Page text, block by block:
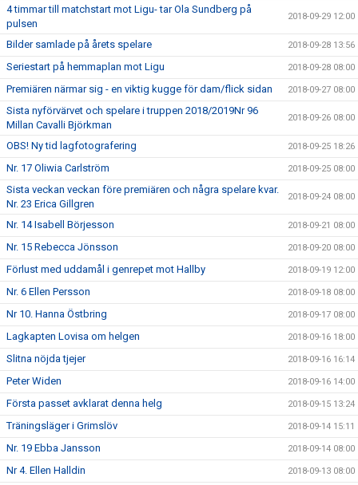
4 timmar till matchstart mot Ligu- tar Ola Sundberg på
pulsen
2018-09-29 12:00
Bilder samlade på årets spelare 2018-09-28 13:56
Seriestart på hemmaplan mot Ligu 2018-09-28 08:00
Premiären närmar sig - en viktig kugge för dam/flick sidan 2018-09-27 08:00
Sista nyförvärvet och spelare i truppen 2018/2019Nr 96
Millan Cavalli Björkman
2018-09-26 08:00
OBS! Ny tid lagfotografering 2018-09-25 18:26
Nr. 17 Oliwia Carlström 2018-09-25 08:00
Sista veckan veckan före premiären och några spelare kvar.
Nr. 23 Erica Gillgren
2018-09-24 08:00
Nr. 14 Isabell Börjesson 2018-09-21 08:00
Nr. 15 Rebecca Jönsson 2018-09-20 08:00
Förlust med uddamål i genrepet mot Hallby 2018-09-19 12:00
Nr. 6 Ellen Persson 2018-09-18 08:00
Nr 10. Hanna Östbring 2018-09-17 08:00
Lagkapten Lovisa om helgen 2018-09-16 18:00
Slitna nöjda tjejer 2018-09-16 16:14
Peter Widen 2018-09-16 14:00
Första passet avklarat denna helg 2018-09-15 13:24
Träningsläger i Grimslöv 2018-09-14 15:11
Nr. 19 Ebba Jansson 2018-09-14 08:00
Nr 4. Ellen Halldin 2018-09-13 08:00